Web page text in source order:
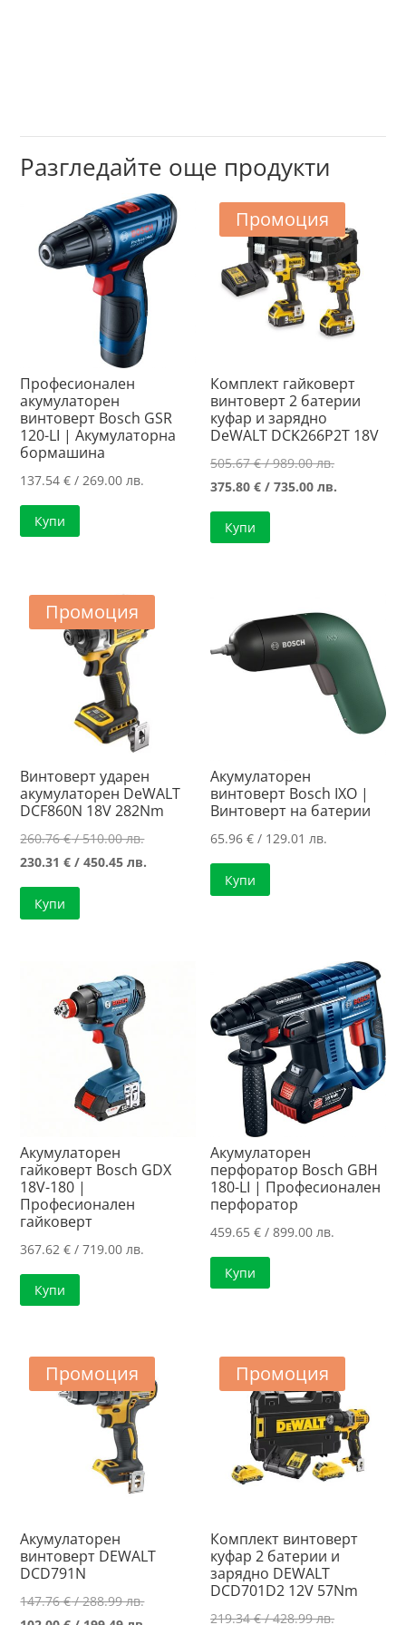
Разгледайте още продукти
Професионален
акумулаторен
винтоверт Bosch GSR
120-LI | Акумулаторна
бормашина
137.54€ / 269.00 лв.
Купи
Промоция
Комплект гайковерт
винтоверт 2 батерии
куфар и зарядно
DeWALT DCK266P2T 18V
505.67€/ 989.00 лв.Original
price
375.80€ / 735.00 лв.
Купи
Промоция
Винтоверт ударен
акумулаторен DeWALT
DCF860N 18V 282Nm
260.76€/ 510.00 лв.Original
price
230.31€ / 450.45 лв.
Купи
Акумулаторен
винтоверт Bosch IXO |
Винтоверт на батерии
65.96€ / 129.01 лв.
Купи
Акумулаторен
гайковерт Bosch GDX
18V-180 |
Професионален
гайковерт
367.62€ / 719.00 лв.
Купи
Акумулаторен
перфоратор Bosch GBH
180-LI | Професионален
перфоратор
459.65€ / 899.00 лв.
Купи
Промоция
Акумулаторен
винтоверт DEWALT
DCD791N
147.76€/ 288.99 лв.Original
Промоция
Комплект винтоверт
куфар 2 батерии и
зарядно DEWALT
DCD701D2 12V 57Nm
219.34€/ 428.99 лв.Original